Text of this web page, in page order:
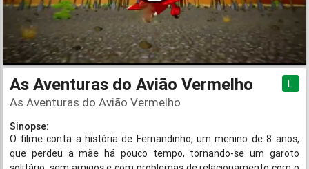
As Aventuras do Avião Vermelho L
As Aventuras do Avião Vermelho
Sinopse:
O filme conta a história de Fernandinho, um menino de 8 anos,
que perdeu a mãe há pouco tempo, tornando-se um garoto